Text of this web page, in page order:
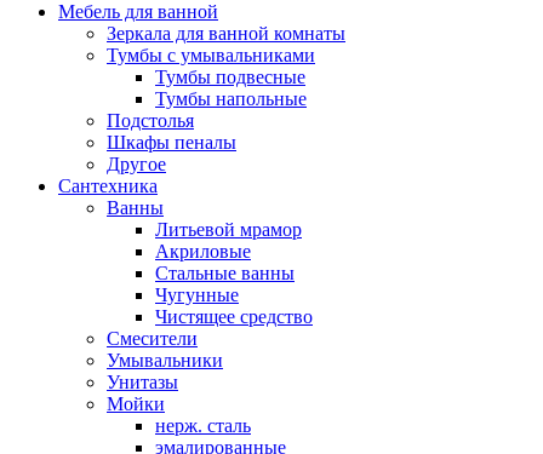
Мебель для ванной
Зеркала для ванной комнаты
Тумбы с умывальниками
Тумбы подвесные
Тумбы напольные
Подстолья
Шкафы пеналы
Другое
Сантехника
Ванны
Литьевой мрамор
Акриловые
Стальные ванны
Чугунные
Чистящее средство
Смесители
Умывальники
Унитазы
Мойки
нерж. сталь
эмалированные